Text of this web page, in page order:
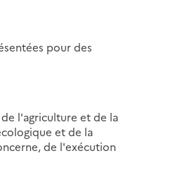
pour des
l'agriculture et de la
et de la
de l'exécution